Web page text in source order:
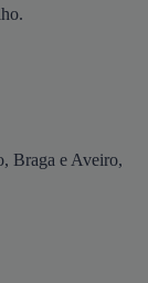
Braga e Aveiro,